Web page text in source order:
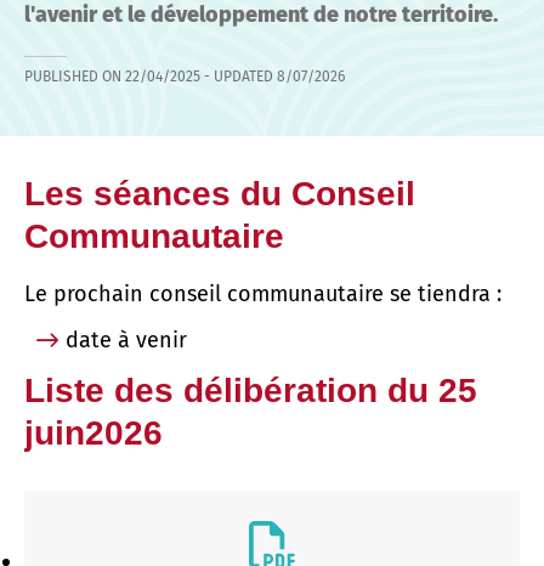
l'avenir et le développement de notre territoire.
PUBLISHED ON 22/04/2025 - UPDATED 8/07/2026
Les séances du Conseil
Communautaire
Le prochain conseil communautaire se tiendra :
date à venir
Liste des délibération du 25
juin2026